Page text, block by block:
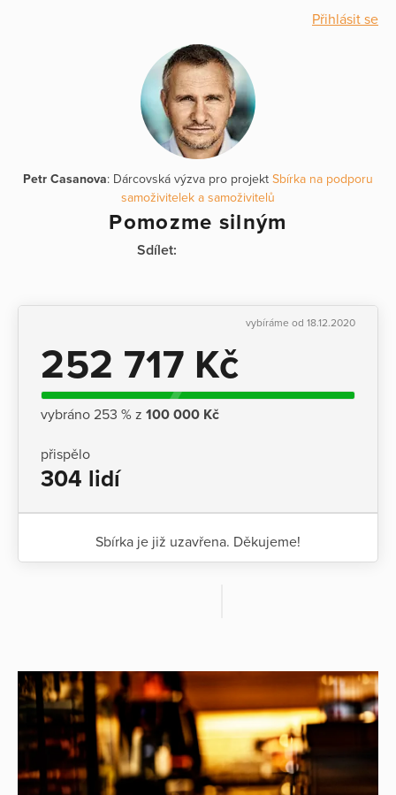
Přihlásit se
Petr Casanova: Dárcovská výzva pro projekt Sbírka na podporu
samoživitelek a samoživitelů
Pomozme silným
Sdílet:
vybíráme od 18.12.2020
252 717 Kč
vybráno 253 % z 100 000 Kč
přispělo
304 lidí
Sbírka je již uzavřena. Děkujeme!